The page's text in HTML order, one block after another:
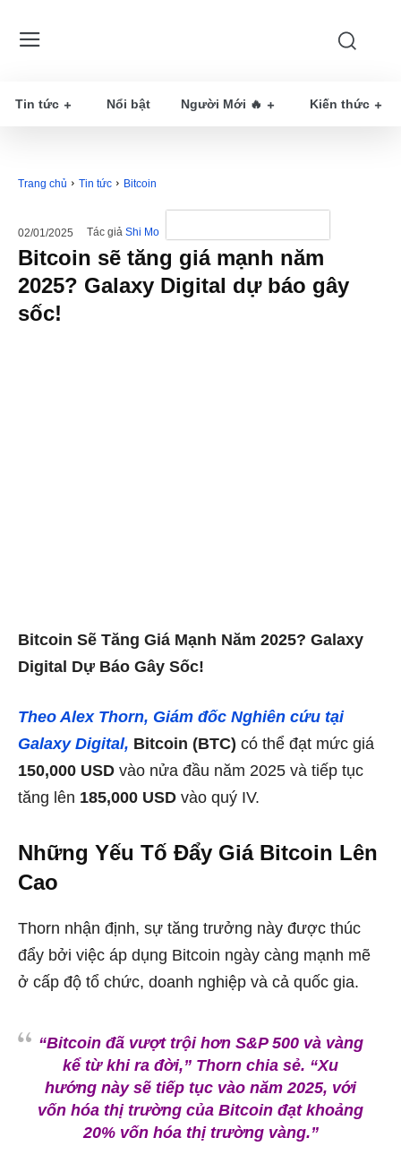
Tin tức Nổi bật Người Mới 🔥 Kiến thức
Trang chủ Tin tức Bitcoin
02/01/2025 Tác giả Shi Mo
Bitcoin sẽ tăng giá mạnh năm
2025? Galaxy Digital dự báo gây
sốc!
Bitcoin Sẽ Tăng Giá Mạnh Năm 2025? Galaxy
Digital Dự Báo Gây Sốc!
Theo Alex Thorn, Giám đốc Nghiên cứu tại
Galaxy Digital, Bitcoin (BTC) có thể đạt mức giá
150,000 USD vào nửa đầu năm 2025 và tiếp tục
tăng lên 185,000 USD vào quý IV.
Những Yếu Tố Đẩy Giá Bitcoin Lên
Cao
Thorn nhận định, sự tăng trưởng này được thúc
đẩy bởi việc áp dụng Bitcoin ngày càng mạnh mẽ
ở cấp độ tổ chức, doanh nghiệp và cả quốc gia.
“Bitcoin đã vượt trội hơn S&P 500 và vàng
kể từ khi ra đời,” Thorn chia sẻ. “Xu
hướng này sẽ tiếp tục vào năm 2025, với
vốn hóa thị trường của Bitcoin đạt khoảng
20% vốn hóa thị trường vàng.”